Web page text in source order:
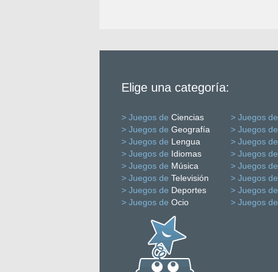
Elige una categoría:
> Juegos de Ciencias > Juegos de
> Juegos de Geografía > Juegos de
> Juegos de Lengua > Juegos de
> Juegos de Idiomas > Juegos de
> Juegos de Música > Juegos de
> Juegos de Televisión > Juegos de
> Juegos de Deportes > Juegos de
> Juegos de Ocio > Juegos de